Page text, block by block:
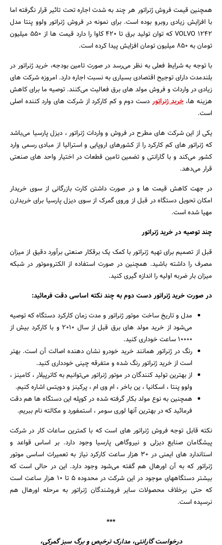
همچنین قیمت فروش ژنراتور هر چند به شدت اجاره تحت تائیر قرار نگرفته اما
با افزایش زیادی روبرو بوده است. برای نمونه در فروش ژنراتور ولوو پنتا مدل
VOLVO 1242 که توان تولید برق تا 420 کاوا را دارد قیمت ها از 550 میلیون
تومان به 850 میلیون تومان افزایش پیدا کرده است.
با توجه به شرایط فعلی به نظر می‌رسد در صورت تامین بودجه، خرید ژنراتور در
بلندمدت دارای توجیح اقتصادی بسیاری به نسبت اجاره دارد. امروزه شرکت های
زیادی در واردات و فروش مولد های برق فعالیت می‌کنند. توصیه ما برای کاهش
هزینه ها،خرید ژنراتور دست دوم و کم کارکرد از شرکت های وارد کننده اصلی
است.
یکی از این شرکت های مطرح در فروش و واردات ژنراتور ، دیزل پارسیا می‌باشد
که ژنراتور های کم کارکرد را از کشورهای اروپایی و استرالیا از مبادی رسمی وارد
کشور می‌کند و با گارانتی و تضمین تامین قطعات در اختیار واحد های صنعتی
قرار می‌دهد.
در جهت کاهش قیمت ها و در صورت داشتن کارت بازرگانی از سوی خریدار
امکان تحویل دستگاه در قبل از وروی گمرک از سوی دیزل پارسیا برای خریدارن
مهیا شده است.
چند توصیه در خرید ژنراتور
قبل از تصمیم برای تهیه ژنراتور با کمک یک برقکار صنعتی برآورد دقیق از میزان
مصرف را داشته باشید. همچنین در صورت استفاده از الکتروموتور در شبکه
میزان بار ضربه اولیه را اندازه گیری کنید.
در صورت خرید ژنراتور دست دوم به چند نکته اساسی دقت فرمائید:
مدل و تاریخ ساخت موتور ژنراتور و مدت زمان کارکرد دستگاه که توصیه
می‌شود از خرید مولد های برق قبل از سال 2010 و با کارکرد بیش از
10000 ساعت خوداری کنید.
رنگ در ژنراتور همانند خرید خودرو نشان دهنده اصالت آن است. بهتر
است از خرید ژنراتور رنگ شده و متفرقه چینی خودداری کنید.
از بهترین تولید کنندگان در موتور ژنراتور می‌توانیم به کاترپیلار ، کامینز ،
ولوو پنتا ، اسکانیا ، ین باخر ، ام وی ام ، پرکینز و دویتس اشاره کنیم.
همچنین به نوع مولد بکار گرفته شده در کوپله این دستگاه ها هم دقت
فرمائید که در بهترین آنها لوری سومر ، استمفورد و مکالته نام ببریم.
نکته قابل توجه فروش ژنراتور های است که با کمترین ساعات کار در شرکت
پیشگامان صنایع دیزلی و نیروگاهی پارسیا وجود دارد. بر اساس قواعد و
استاندارد های ایمنی در 30 هزار ساعت کارکرد نیاز به تعمیرات اساسی موتور
ژنراتور که به آن اورهال هم گفته می‌شود وجود دارد. این در حالی است که
بیشتر دستگاههای موجود در این شرکت در محدوده 5 تا 10 هزار ساعت است
که حتی برخلاف محصولات سایر فروشندگان ژنراتور به مرحله اورهال هم
نرسیده است.
***
درخواست گارانتی، مدارک ترخیص و برگ سبز گمرکی،